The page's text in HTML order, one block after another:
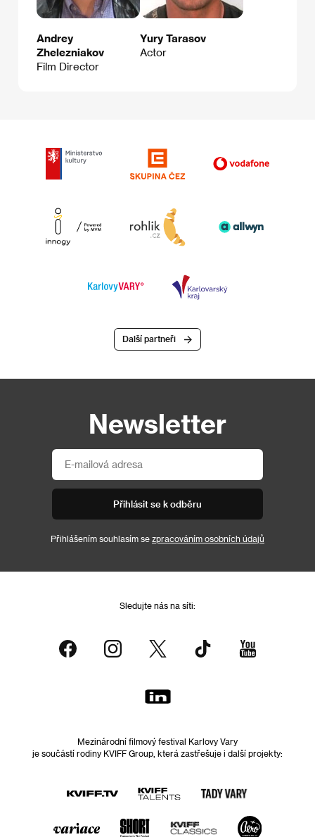
Andrey
Zhelezniakov
Film Director
Yury Tarasov
Actor
Další partneři
Newsletter
Přihlásit se k odběru
Přihlášením souhlasím se zpracováním osobních údajů
Sledujte nás na síti:
Mezinárodní filmový festival Karlovy Vary
je součástí rodiny KVIFF Group, která zastřešuje i další projekty: